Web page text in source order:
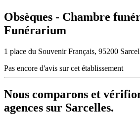
Obsèques - Chambre
Funérarium
1 place du Souvenir Français, 95200
Pas encore d'avis sur cet établissement
Nous comparons et
agences sur Sarcelles.